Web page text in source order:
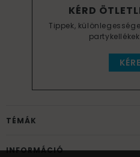
KÉRD
Tippek,
TÉMÁK
INFORMÁCIÓ